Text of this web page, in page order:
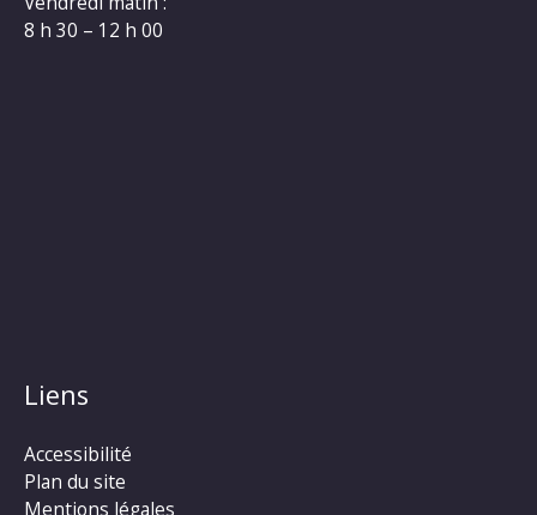
8 h 30 – 12 h 00
Liens
Accessibilité
Plan du site
Mentions légales